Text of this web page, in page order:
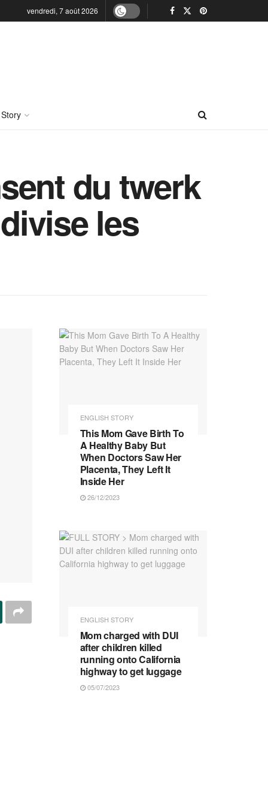
vendredi, 7 août 2026
du twerk
les
ENGLISH STORY
This Mom Gave Birth To
A Healthy Baby But
When Doctors Saw Her
Placenta, They Left It
Inside Her
26/12/2023
ENGLISH STORY
Mom charged with DUI
after children killed
running onto California
highway to get luggage
05/07/2023